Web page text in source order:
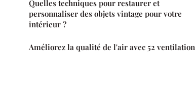
Quelles techniques pour restaurer et
personnaliser des objets vintage pour votre
intérieur ?
Améliorez la qualité de l'air avec 52 ventilation